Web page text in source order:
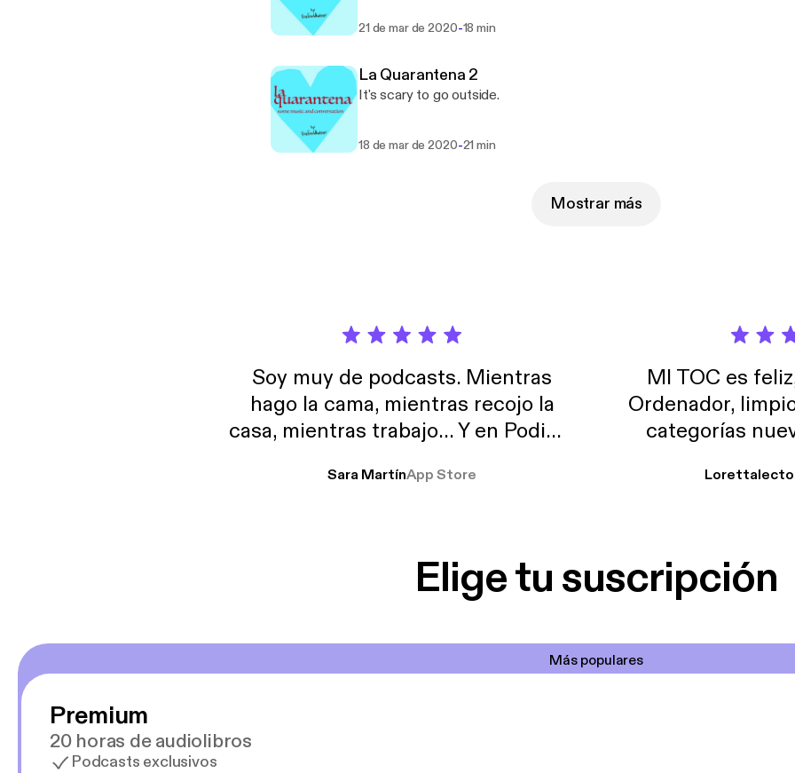
21 de mar de 2020-18 min
La Quarantena 2
It's scary to go outside.
18 de mar de 2020-21 min
Mostrar más
Soy muy de podcasts. Mientras
hago la cama, mientras recojo la
casa, mientras trabajo… Y en Podimo
encantan. De emprendimiento, de
Sara MartínApp Store
MI TOC es
Ordenador,
categorías
Elige tu suscripción
Más populares
Premium
20 horas de audiolibros
Podcasts exclusivos